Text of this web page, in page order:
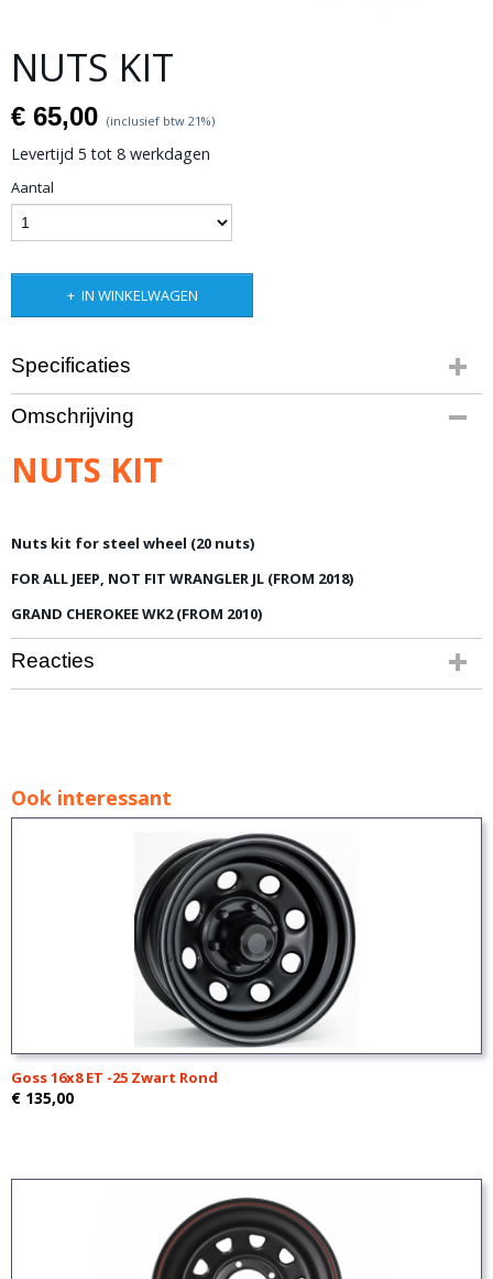
NUTS KIT
€ 65,00 (inclusief btw 21%)
Levertijd 5 tot 8 werkdagen
Aantal
IN WINKELWAGEN
Specificaties
Bruto gewicht
5,00 Kg
Omschrijving
NUTS KIT
Nuts kit for steel wheel (20 nuts)
FOR ALL JEEP, NOT FIT WRANGLER JL (FROM 2018)
GRAND CHEROKEE WK2 (FROM 2010)
Reacties
Ook interessant
Goss 16x8 ET -25 Zwart Rond
€ 135,00